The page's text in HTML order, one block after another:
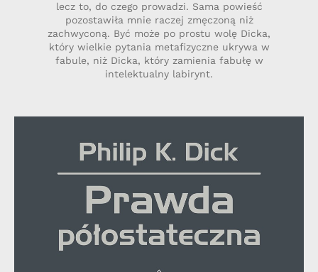
lecz to, do czego prowadzi. Sama powieść
pozostawiła mnie raczej zmęczoną niż
zachwyconą. Być może po prostu wolę Dicka,
który wielkie pytania metafizyczne ukrywa w
fabule, niż Dicka, który zamienia fabułę w
intelektualny labirynt.